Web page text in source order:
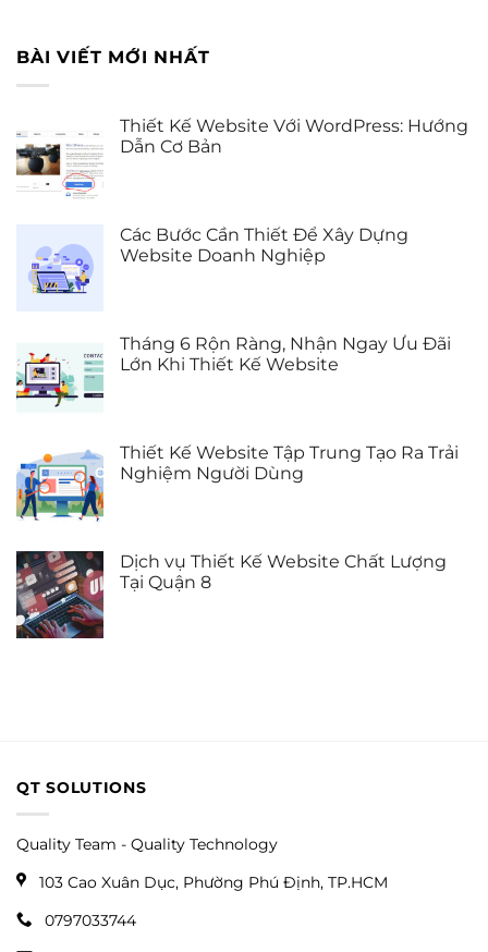
BÀI VIẾT MỚI NHẤT
Thiết Kế Website Với WordPress: Hướng
Dẫn Cơ Bản
Các Bước Cần Thiết Để Xây Dựng
Website Doanh Nghiệp
Tháng 6 Rộn Ràng, Nhận Ngay Ưu Đãi
Lớn Khi Thiết Kế Website
Thiết Kế Website Tập Trung Tạo Ra Trải
Nghiệm Người Dùng
Dịch vụ Thiết Kế Website Chất Lượng
Tại Quận 8
QT SOLUTIONS
Quality Team - Quality Technology
103 Cao Xuân Dục, Phường Phú Định, TP.HCM
0797033744